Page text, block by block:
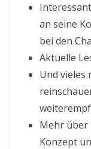
an seine
bei den
Aktuelle
Und vieles
Mehr über
Konzept